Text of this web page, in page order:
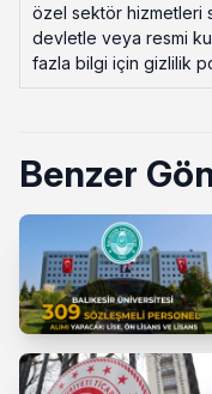
özel sektör hizmetleri
devletle veya resmi
fazla bilgi için gizlilik
Benzer